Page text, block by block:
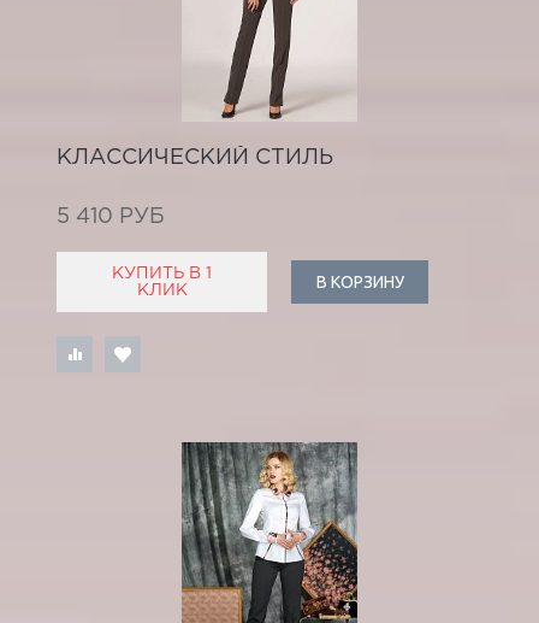
КЛАССИЧЕСКИЙ СТИЛЬ
5 410 РУБ
КУПИТЬ В 1
КЛИК
В КОРЗИНУ